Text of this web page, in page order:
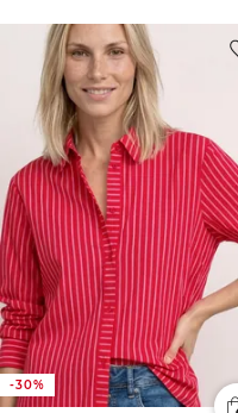
-30%